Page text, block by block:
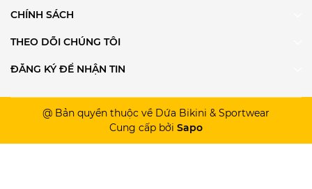
CHÍNH SÁCH
THEO DÕI CHÚNG TÔI
ĐĂNG KÝ ĐỂ NHẬN TIN
@ Bản quyền thuộc về Dứa Bikini & Sportwear
Cung cấp bởi Sapo